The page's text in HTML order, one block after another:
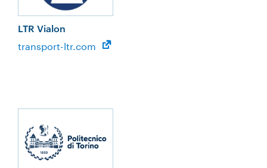
LTR Vialon
transport-ltr.com